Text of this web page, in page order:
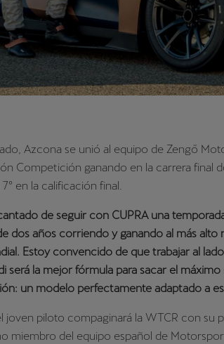
Azcona se unió al equipo de Zengő
Competición ganando en la carrera final
en la calificación final.
de seguir con CUPRA una
dos años corriendo y ganando al más
Estoy convencido de que trabajar al
será la mejor fórmula para sacar el
un modelo perfectamente adaptado a
joven piloto compaginará la WTCR con su
miembro del equipo español de